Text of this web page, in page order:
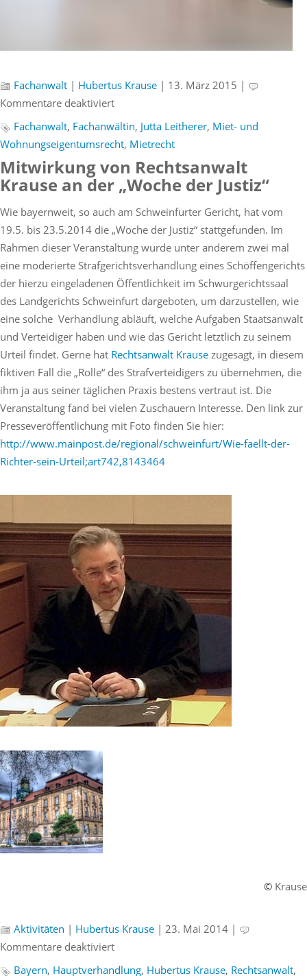
Fachanwalt | Hubertus Krause | 13. März 2015 |
Kommentare deaktiviertfür
Fachanwaltstitel
für
Leitherer
Fachanwalt, Fachanwältin, Jutta Leitherer, Miet- und
Wohnungseigentumsrecht, Mietrecht
Mitwirkung von Rechtsanwalt
Krause an der „Woche der Justiz“
Wie bayernweit, so auch am Schweinfurter Gericht, hat vom
19.5. bis 23.5.2014 die „Woche der Justiz“ stattgefunden. Im
Rahmen dieser Veranstaltung wurde unter anderem zwei mal
eine moderierte Strafgerichtsverhandlung eines Schöffengerichts
der hierzu eingeladenen Öffentlichkeit im Schwurgerichtssaal
des Landgerichts Schweinfurt dargeboten, um darzustellen, wie
eine solche Verhandlung abläuft, welche Aufgaben Staatsanwalt
und Verteidiger haben und wie das Gericht letztlich zu seinem
Urteil findet. Gerne hat Rechtsanwalt Krause zugesagt, in diesem
fiktiven Fall die „Rolle“ des Strafverteidigers zu übernehmen, die
ihm ja aus seiner täglichen Praxis bestens vertraut ist. Die
Veranstaltung fand bei vielen Zuschauern Interesse. Den link zur
Presseveröffentlichung mit Foto finden Sie hier:
http://www.mainpost.de/regional/schweinfurt/Wie-faellt-der-
Richter-sein-Urteil;art742,8143464
© Krause
Aktivitäten | Hubertus Krause | 23. Mai 2014 |
Kommentare deaktiviertfür
Mitwirkung
Bayern, Hauptverhandlung, Hubertus Krause, Rechtsanwalt,